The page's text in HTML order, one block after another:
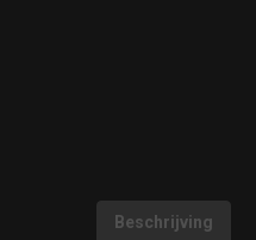
Beschrijving